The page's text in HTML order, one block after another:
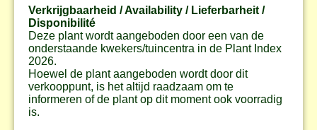
Verkrijgbaarheid / Availability / Lieferbarheit /
Disponibilité
Deze plant wordt aangeboden door een van de
onderstaande kwekers/tuincentra in de Plant Index
2026.
Hoewel de plant aangeboden wordt door dit
verkooppunt, is het altijd raadzaam om te
informeren of de plant op dit moment ook voorradig
is.